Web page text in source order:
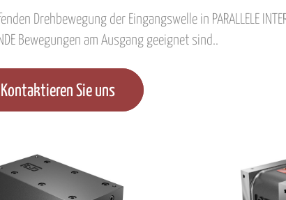
Drehbewegung der Eingangswelle in PARALLELE
Bewegungen am Ausgang geeignet sind..
Kontaktieren Sie uns